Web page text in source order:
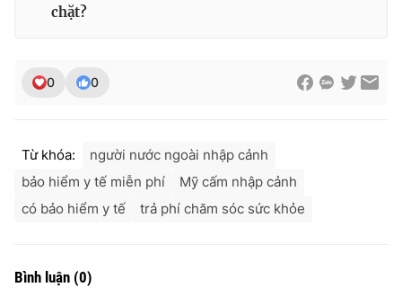
Tổng đài VTV:
Email: toasoan@vtv.vn
Liên hệ quảng cáo:
chặt?
0 0
Từ khóa:
người nước ngoài nhập cảnh
bảo hiểm y tế miễn phí
Mỹ cấm nhập cảnh
có bảo hiểm y tế
trả phí chăm sóc sức khỏe
Bình luận (0)